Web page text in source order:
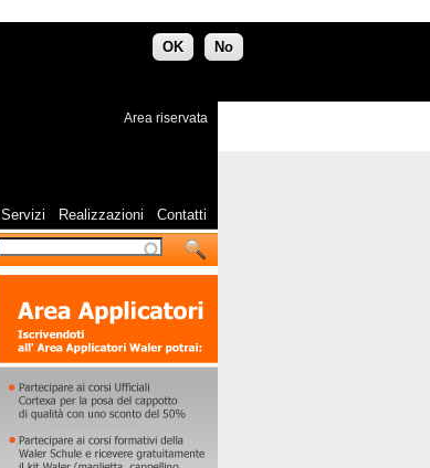
OK No
Area riservata
Servizi Realizzazioni Contatti